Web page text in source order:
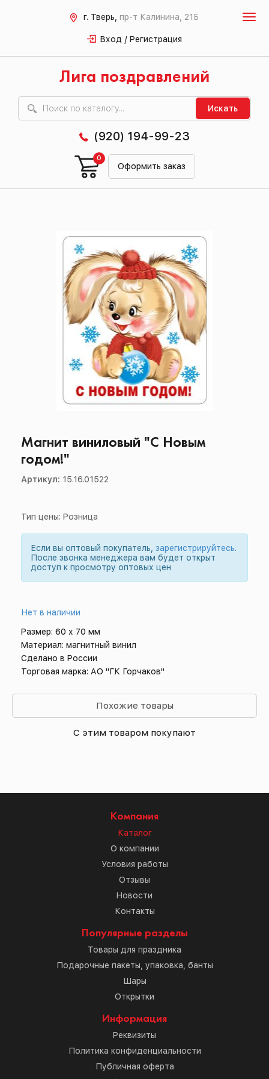
г. Тверь, пр-т Калинина, 21Б
Вход / Регистрация
Лига поздравлений
Искать
(920) 194-99-23
Оформить заказ
0
Магнит виниловый "С Новым
годом!"
Артикул: 15.16.01522
Тип цены: Розница
Если вы оптовый покупатель, зарегистрируйтесь.
После звонка менеджера вам будет открыт
доступ к просмотру оптовых цен
Нет в наличии
Размер: 60 х 70 мм
Материал: магнитный винил
Сделано в России
Торговая марка: АО "ГК Горчаков"
Похожие товары
С этим товаром покупают
Компания
Каталог
О компании
Условия работы
Отзывы
Новости
Контакты
Популярные разделы
Товары для праздника
Подарочные пакеты, упаковка, банты
Шары
Открытки
Информация
Реквизиты
Политика конфиденциальности
Публичная оферта